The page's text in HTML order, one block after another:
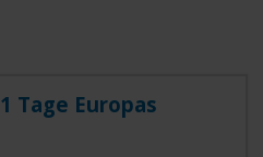
Tage Europas